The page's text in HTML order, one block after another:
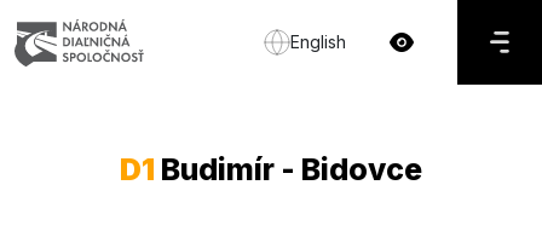
English
D1 Budimír - Bidovce